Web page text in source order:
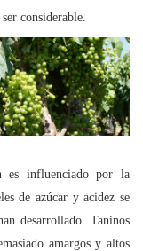
considerable.
es influenciado por la
de azúcar y acidez se
desarrollado. Taninos
amargos y altos